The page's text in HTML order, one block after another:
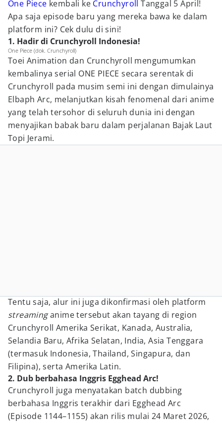
One Piece kembali ke Crunchyroll
Tanggal 5 April!
Apa saja episode baru yang mereka bawa ke dalam
platform ini? Cek dulu di sini!
1. Hadir di Crunchyroll Indonesia!
One Piece (dok. Crunchyroll)
Toei Animation dan Crunchyroll mengumumkan
kembalinya serial ONE PIECE secara serentak di
Crunchyroll pada musim semi ini dengan dimulainya
Elbaph Arc, melanjutkan kisah fenomenal dari anime
yang telah tersohor di seluruh dunia ini dengan
menyajikan babak baru dalam perjalanan Bajak Laut
Topi Jerami.
Tentu saja, alur ini juga dikonfirmasi oleh platform
streaminganime tersebut akan tayang di region
Crunchyroll Amerika Serikat, Kanada, Australia,
Selandia Baru, Afrika Selatan, India, Asia Tenggara
(termasuk Indonesia, Thailand, Singapura, dan
Filipina), serta Amerika Latin.
2. Dub berbahasa Inggris Egghead Arc!
Crunchyroll juga menyatakan batch dubbing
berbahasa Inggris terakhir dari Egghead Arc
(Episode 1144–1155) akan rilis mulai 24 Maret 2026,